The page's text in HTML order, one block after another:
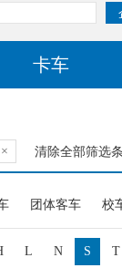
卡车
× 清除全部筛选
团体客车 校
L N S T